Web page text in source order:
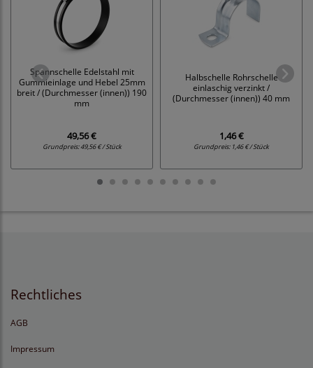
Spannschelle Edelstahl mit
Gummieinlage und Hebel 25mm
breit / (Durchmesser (innen)) 190
mm
49,56 €
Grundpreis:49,56 € / Stück
Halbschelle Rohrschelle
einlaschig verzinkt /
(Durchmesser (innen)) 40 mm
1,46 €
Grundpreis: 1,46 € / Stück
Rechtliches
AGB
Impressum